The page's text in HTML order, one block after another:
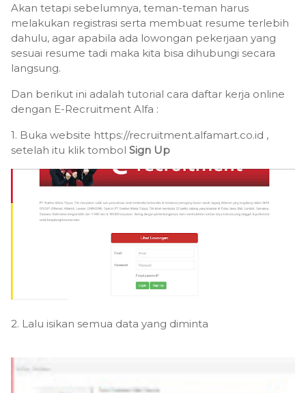
Akan tetapi sebelumnya, teman-teman harus
melakukan registrasi serta membuat resume terlebih
dahulu, agar apabila ada lowongan pekerjaan yang
sesuai resume tadi maka kita bisa dihubungi secara
langsung.
Dan berikut ini adalah tutorial cara daftar kerja online
dengan E-Recruitment Alfa :
1. Buka website https://recruitment.alfamart.co.id ,
setelah itu klik tombol Sign Up
2. Lalu isikan semua data yang diminta